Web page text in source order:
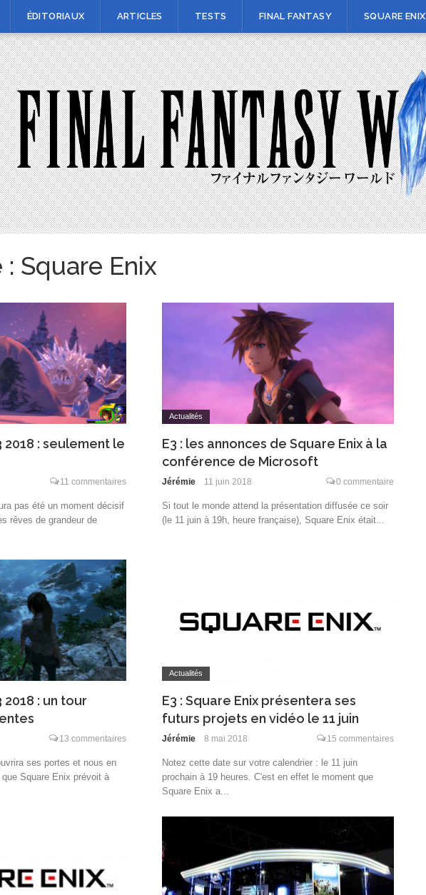
ÉDITORIAUX ARTICLES TESTS FINAL FANTASY SQUARE ENIX
: Square Enix
2018 : seulement le
11 commentaires
pas été un moment décisif
rêves de grandeur de
Actualités
E3 : les annonces de Square Enix à la
conférence de Microsoft
Jérémie 11 juin 2018 0 commentaire
Si tout le monde attend la présentation diffusée ce soir
(le 11 juin à 19h, heure française), Square Enix était...
2018 : un tour
13 commentaires
ses portes et nous en
Square Enix prévoit à
Actualités
E3 : Square Enix présentera ses
futurs projets en vidéo le 11 juin
Jérémie 8 mai 2018 15 commentaires
Notez cette date sur votre calendrier : le 11 juin
prochain à 19 heures. C'est en effet le moment que
Square Enix a...